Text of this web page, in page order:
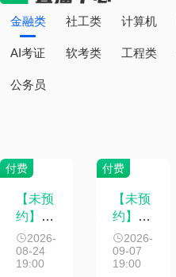
金融类 社工类 计算机
AI考证 软考类 工程类
公务员
付费
【未预
约】
《证券
法规》
真题带
2026-
08-24
19:00
付费
【未预
约】
《证券
法规》
考前划
2026-
09-07
19:00